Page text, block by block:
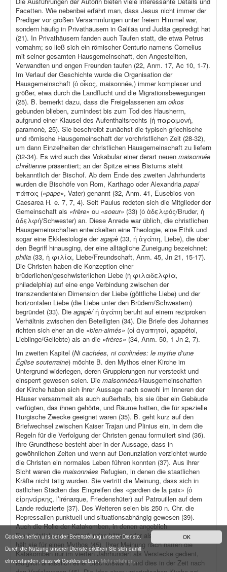
OK
Cookies helfen uns bei der Bereitstellung unserer Dienste.
Durch die Nutzung unserer Dienste erklären Sie sich damit
einverstanden, dass wir Cookies setzen.Mehr erfahren...
Facetten. Wie nebenbei erfährt man, dass Jesus nicht immer der
Prediger vor großen Versammlungen unter freiem Himmel war,
sondern häufig in Privathäusern in Galiläa und Judäa gepredigt hat
(21). In Privathäusern fanden auch Taufen statt, die etwa Petrus
vornahm; so ließ sich ein römischer Centurio namens Cornelius
mit seiner gesamten Hausgemeinschaft, den Angestellten,
Verwandten und engen Freunden taufen (22, Anm. 17, Ac 10, 1-7).
Im Verlauf der Geschichte wurde die Organisation der
Hausgemeinschaft (ὁ οἶκος, maisonnée,) immer komplexer und
größer, etwa durch die Landflucht und die Migrationsbewegungen
(25). B. bemerkt dazu, dass die Freigelassenen am oikos
gebunden blieben, zumindest bis zum Tod des Hausherrn,
aufgrund einer Klausel des Aufenthaltsrechts (ἡ παραμονή,
paramonè, 25). Sie beschreibt zunächst die typisch griechische
und römische Hausgemeinschaft der vorchristlichen Zeit (28-32),
um dann Einzelheiten der christlichen Hausgemeinschaft zu liefern
(32-34). Es wird auch das Vokabular einer derart neuen maisonnée
chrétienne präsentiert; an der Spitze eines Bistums steht
bekanntlich der Bischof. Ab dem Ende des zweiten Jahrhunderts
wurden die Bischöfe von Rom, Karthago oder Alexandria papa/
πάπας («pape», Vater) genannt (32, Anm. 41, Eusebios von
Caesarea H. e. 7, 7, 4). Seit Paulus redeten sich die Mitglieder der
Gemeinschaft als «frère» ou «soeur» (33) (ὁ ἀδελφός/Bruder, ἡ
ἀδελφή/Schwester) an. Diese Anrede war üblich, die christlichen
Hausgemeinschaften entwickelten eine Theologie, eine Ethik und
sogar eine Ekklesiologie deragapè (33, ἡ ἀγάπη, Liebe), die über
den Begriff hinausging, der eine alltägliche Zuneigung bezeichnet:
philia (33, ἡ φιλία, Liebe/Freundschaft, Anm. 45, Jn 21, 15-17).
Die Christen haben die Konzeption einer
brüderlichen/geschwisterlichen Liebe (ἡ φιλαδελφία,
philadelphia) auf eine enge Verbindung zwischen der
transzendentalen Dimension der Liebe (göttliche Liebe) und der
horizontalen Liebe (die Liebe unter den Brüdern/Schwestern)
begründet (33). Die agapè/ἡ ἀγάπη beruht auf einem reziproken
Verhältnis zwischen den Beteiligten (34). Die Briefe des Johannes
richten sich eher an die «bien-aimés» (οἱ ἀγαπητοί, agapétoi,
Lieblinge/Geliebte) als an die «frères» (34, Anm. 50, 1 Jn 2, 7).
Im zweiten Kapitel (Ni cachées, ni confinées: le mythe d’une
Église souterraine) möchte B. den Mythos einer Kirche im
Untergrund widerlegen, deren Gruppierungen nur versteckt und
einsperrt gewesen seien. Die maisonnées/Hausgemeinschaften
der Kirche haben sich ihrer Aussage nach sowohl im Inneren der
Häuser versammelt als auch außerhalb, bis sie über ein Gebäude
verfügten, das ihnen gehörte, und Räume hatten, die für spezielle
liturgische Zwecke geeignet waren (35). B. geht kurz auf den
Briefwechsel zwischen Kaiser Trajan und Plinius ein, in dem die
Regeln für die Verfolgung der Christen genau formuliert sind (36).
Ihre Grundthese besteht aber in der Aussage, dass in
gewöhnlichen Zeiten und wenn auf Denunziation verzichtet wurde
die Christen ein normales Leben führen konnten (37). Aus ihrer
Sicht waren die maisonnées Refugien, in denen die staatlichen
Kräfte nicht tätig wurden. Sie vertritt die Meinung, dass sich in
östlichen Städten das Eingreifen des «gardien de la paix» (ὁ
εἰρηνάρκης, l’irénarque, Friedenshüter) auf Patrouillen auf dem
Lande reduzierte (37). Des Weiteren seien bis 250 n. Chr. die
Repressalien punktuell und situationsabhängig gewesen (39).
Auch die Rolle der Katakomben, in denen angeblich
Eucharistiefeiern stattgefunden hätten oder als Verstecke dienten,
hält sie für einen Mythos (45). Ihrer Meinung nach hätten die
Katakomben nur im vierten Jahrhundert als Verstecke gedient,
lediglich anlässlich einer Bischofswahl, und dies in der Zeit nach